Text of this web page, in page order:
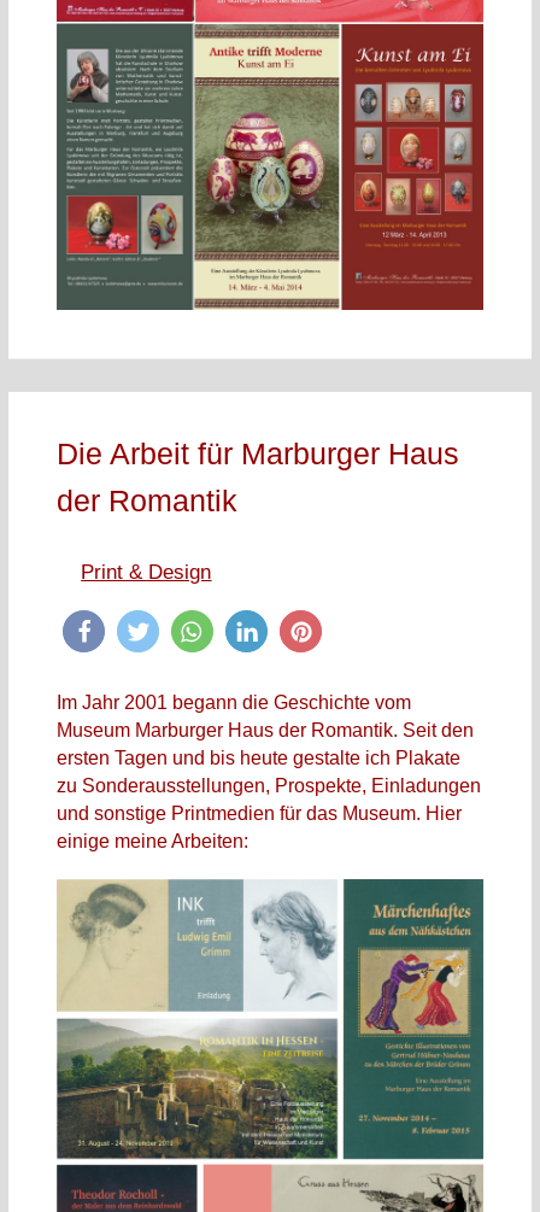
Die Arbeit für Marburger Haus
der Romantik
Print & Design
Im Jahr 2001 begann die Geschichte vom
Museum Marburger Haus der Romantik. Seit den
ersten Tagen und bis heute gestalte ich Plakate
zu Sonderausstellungen, Prospekte, Einladungen
und sonstige Printmedien für das Museum. Hier
einige meine Arbeiten: